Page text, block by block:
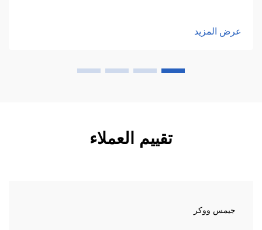
عرض المزيد
تقييم العملاء
جيمس ووكر